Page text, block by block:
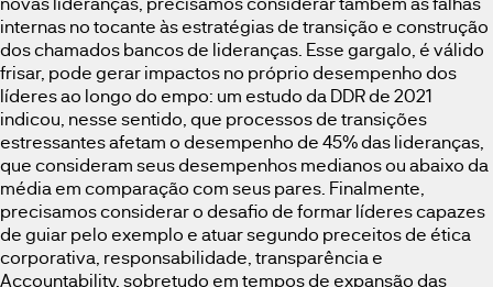
internas no tocante às estratégias de transição e construção
dos chamados bancos de lideranças. Esse gargalo, é válido
frisar, pode gerar impactos no próprio desempenho dos
líderes ao longo do empo: um estudo da DDR de 2021
indicou, nesse sentido, que processos de transições
estressantes afetam o desempenho de 45% das lideranças,
que consideram seus desempenhos medianos ou abaixo da
média em comparação com seus pares. Finalmente,
precisamos considerar o desafio de formar líderes capazes
de guiar pelo exemplo e atuar segundo preceitos de ética
corporativa, responsabilidade, transparência e
Accountability, sobretudo em tempos de expansão das